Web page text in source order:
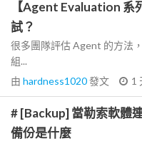
【Agent Evaluation
試？
很多團隊評估 Agent 的方法
組...
由 hardness1020發文 1
# [Backup] 當勒索軟體
備份是什麼